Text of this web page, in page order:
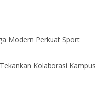
Modern Perkuat Sport
Kolaborasi Kampus